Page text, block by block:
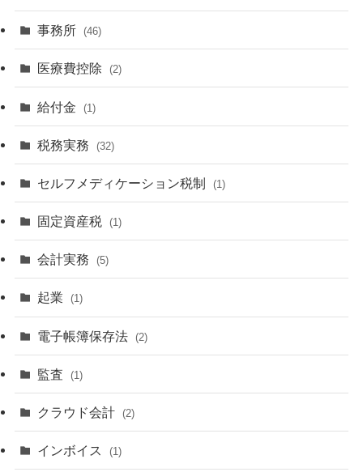
事務所 (46)
医療費控除 (2)
給付金 (1)
税務実務 (32)
セルフメディケーション税制 (1)
固定資産税 (1)
会計実務 (5)
起業 (1)
電子帳簿保存法 (2)
監査 (1)
クラウド会計 (2)
インボイス (1)